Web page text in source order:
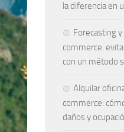
la diferencia en
Forecasting
commerce:
con un método
Alquilar
commerce:
daños y